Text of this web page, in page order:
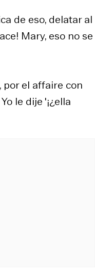
de eso, delatar al
Mary, eso no se
por el affaire con
le dije '¡¿ella